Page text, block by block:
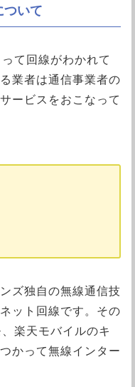
ついて
て回線がわかれて
業者は通信事業者の
ービスをおこなって
ズ独自の無線通信技
ット回線です。その
楽天モバイルのキ
かって無線インター